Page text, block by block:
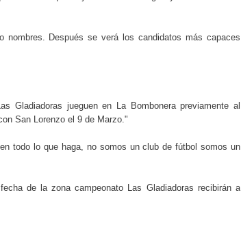
nombres. Después se verá los candidatos más capaces
Gladiadoras jueguen en La Bombonera previamente al
San Lorenzo el 9 de Marzo."
todo lo que haga, no somos un club de fútbol somos un
de la zona campeonato Las Gladiadoras recibirán a